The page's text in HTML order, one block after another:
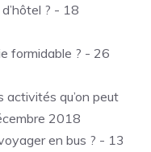
? - 18
formidable ? - 26
activités qu’on peut
2018
en bus ? - 13